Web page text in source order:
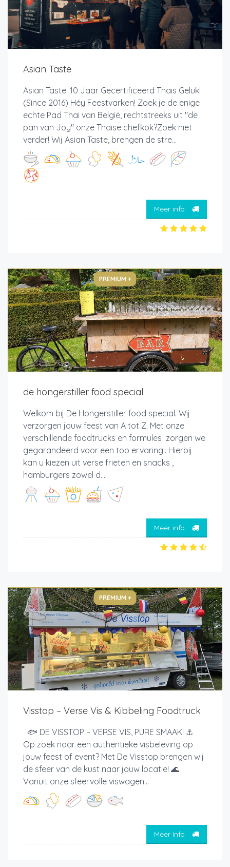
Asian Taste
Asian Taste: 10 Jaar Gecertificeerd Thais Geluk!
(Since 2016) Héy Feestvarken! Zoek je de enige
echte Pad Thai van België, rechtstreeks uit "de
pan van Joy" onze Thaise chefkok?Zoek niet
verder! Wij Asian Taste, brengen de stre...
Meer info
PREMIUM +
de hongerstiller food special
Welkom bij De Hongerstiller food special. Wij
verzorgen jouw feest van A tot Z. Met onze
verschillende foodtrucks en formules zorgen we
gegarandeerd voor een top ervaring.. Hierbij
kan u kiezen uit verse frieten en snacks ,
hamburgers zowel d...
Meer info
PREMIUM +
Visstop – Verse Vis & Kibbeling Foodtruck
🐟 DE VISSTOP – VERSE VIS, PURE SMAAK! ⚓
Op zoek naar een authentieke visbeleving op
jouw feest of event? Met De Visstop brengen wij
de sfeer van de kust naar jouw locatie! 🌊
Vanuit onze sfeervolle viswagen...
Meer info